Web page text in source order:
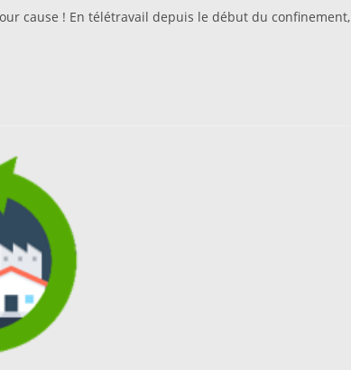
cause ! En télétravail depuis le début du confinement,